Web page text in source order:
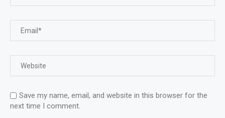
Save my name, email, and website in this browser for the
next time I comment.